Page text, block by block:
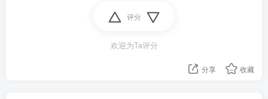
评分
欢迎为Ta评分
分享 收藏